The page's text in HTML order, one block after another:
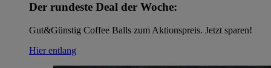
Der rundeste Deal der Woche:
Gut&Günstig Coffee Balls zum Aktionspreis. Jetzt sparen!
Hier entlang